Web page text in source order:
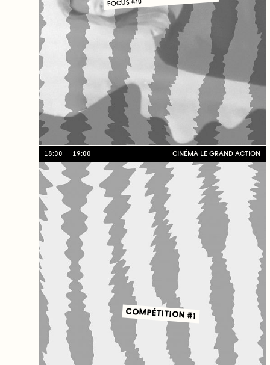
FOCUS #10
18:00 19:00 CINÉMA LE GRAND ACTION
COMPÉTITION #1